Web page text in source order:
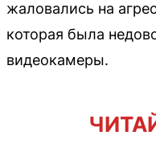
жаловались на
которая была
видеокамеры.